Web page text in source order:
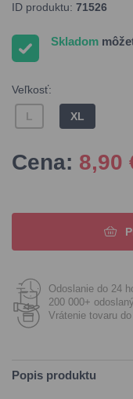
ID produktu: 71526
Skladom
Veľkosť:
L XL
Cena: 8,90
Odoslanie do 24
200 000+
Vrátenie tovaru
Popis produktu